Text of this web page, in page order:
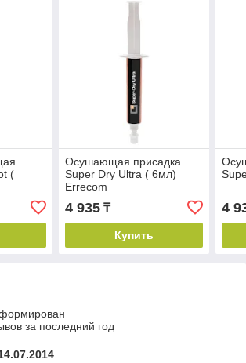
(
Осушающая присадка
Super Dry Ultra ( 6мл)
Errecom
4 935₸
Купить
4
за последний год